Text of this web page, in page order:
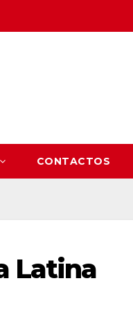
CONTACTOS
Latina